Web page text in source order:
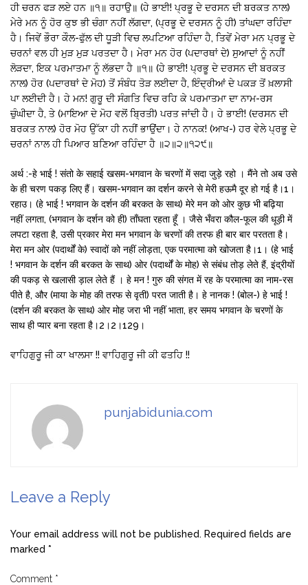
ਹੀ ਚਰਨ ਫੜ ਲਏ ਹਨ ॥੧॥ ਰਹਾਉ॥ (ਹੇ ਭਾਈ! ਪ੍ਰਭੂ ਦੇ ਦਰਸਨ ਦੀ ਬਰਕਤ ਨਾਲ)
ਮੇਰੇ ਮਨ ਨੂੰ ਹੋਰ ਕੁਝ ਭੀ ਚੰਗਾ ਨਹੀਂ ਲੱਗਦਾ, (ਪ੍ਰਭੂ ਦੇ ਦਰਸਨ ਨੂੰ ਹੀ) ਤਾਂਘਦਾ ਰਹਿੰਦਾ
ਹੈ। ਜਿਵੇਂ ਭੌਰਾ ਕੌਲ-ਫੁੱਲ ਦੀ ਧੂੜੀ ਵਿਚ ਲਪਟਿਆ ਰਹਿੰਦਾ ਹੈ, ਤਿਵੇਂ ਮੇਰਾ ਮਨ ਪ੍ਰਭੂ ਦੇ
ਚਰਨਾਂ ਵਲ ਹੀ ਮੁੜ ਮੁੜ ਪਰਤਦਾ ਹੈ। ਮੇਰਾ ਮਨ ਹੋਰ (ਪਦਾਰਥਾਂ ਦੇ) ਸੁਆਦਾਂ ਨੂੰ ਨਹੀਂ
ਲੋੜਦਾ, ਇਕ ਪਰਮਾਤਮਾ ਨੂੰ ਲੱਭਦਾ ਹੈ ॥੧॥ (ਹੇ ਭਾਈ! ਪ੍ਰਭੂ ਦੇ ਦਰਸਨ ਦੀ ਬਰਕਤ
ਨਾਲ) ਹੋਰ (ਪਦਾਰਥਾਂ ਦੇ ਮੋਹ) ਤੋਂ ਸੰਬੰਧ ਤੋੜ ਲਈਦਾ ਹੈ, ਇੰਦ੍ਰੀਆਂ ਦੇ ਪਕੜ ਤੋਂ ਖ਼ਲਾਸੀ
ਪਾ ਲਈਦੀ ਹੈ। ਹੇ ਮਨ! ਗੁਰੂ ਦੀ ਸੰਗਤਿ ਵਿਚ ਰਹਿ ਕੇ ਪਰਮਾਤਮਾ ਦਾ ਨਾਮ-ਰਸ
ਚੁੰਘੀਦਾ ਹੈ, ਤੇ (ਮਾਇਆ ਦੇ ਮੋਹ ਵਲੋਂ ਬ੍ਰਿਤੀ) ਪਰਤ ਜਾਂਦੀ ਹੈ। ਹੇ ਭਾਈ! (ਦਰਸਨ ਦੀ
ਬਰਕਤ ਨਾਲ) ਹੋਰ ਮੋਹ ਉੱਕਾ ਹੀ ਨਹੀਂ ਭਾਉਂਦਾ। ਹੇ ਨਾਨਕ! (ਆਖ-) ਹਰ ਵੇਲੇ ਪ੍ਰਭੂ ਦੇ
ਚਰਨਾਂ ਨਾਲ ਹੀ ਪਿਆਰ ਬਣਿਆ ਰਹਿੰਦਾ ਹੈ ॥੨॥੨॥੧੨੯॥
अर्थ :-हे भाई ! संतो के सहाई खसम-भगवान के चरणों में सदा जुड़े रहो । मैंने तो अब उसे
के ही चरण पकड़ लिए हैं। खसम-भगवान का दर्शन करने से मेरी हऊमै दूर हो गई है।1।
रहाउ। (हे भाई ! भगवान के दर्शन की बरकत के साथ) मेरे मन को ओर कुछ भी बढ़िया
नहीं लगता, (भगवान के दर्शन को ही) ताँघता रहता हूँ । जैसे भँवरा कौल-फूल की धूड़ी में
लपटा रहता है, उसी प्रकार मेरा मन भगवान के चरणों की तरफ ही बार बार परतता है।
मेरा मन ओर (पदार्थों के) स्वादों को नहीं लोड़ता, एक परमात्मा को खोजता है।1। (हे भाई
! भगवान के दर्शन की बरकत के साथ) ओर (पदार्थों के मोह) से संबंध तोड़ लेते हैं, इंद्रीयों
की पकड़ से खलासी ड़ाल लेते हैं । हे मन ! गुरु की संगत में रह के परमात्मा का नाम-रस
पीते है, और (माया के मोह की तरफ से वृती) परत जाती है। हे नानक ! (बोल-) हे भाई !
(दर्शन की बरकत के साथ) ओर मोह जरा भी नहीं भाता, हर समय भगवान के चरणों के
साथ ही प्यार बना रहता है।2।2।129।
ਵਾਹਿਗੁਰੂ ਜੀ ਕਾ ਖਾਲਸਾ !! ਵਾਹਿਗੁਰੂ ਜੀ ਕੀ ਫਤਹਿ !!
punjabidunia.com
Leave a Reply
Your email address will not be published. Required fields are
marked *
Comment *